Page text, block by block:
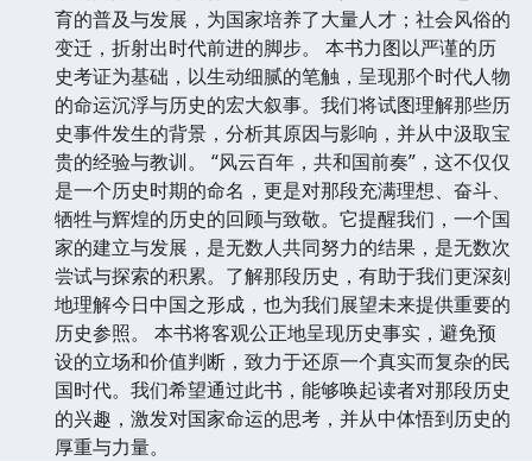
育的普及与发展，为国家培养了大量人才；社会风俗的
变迁，折射出时代前进的脚步。 本书力图以严谨的历
史考证为基础，以生动细腻的笔触，呈现那个时代人物
的命运沉浮与历史的宏大叙事。我们将试图理解那些历
史事件发生的背景，分析其原因与影响，并从中汲取宝
贵的经验与教训。 “风云百年，共和国前奏”，这不仅仅
是一个历史时期的命名，更是对那段充满理想、奋斗、
牺牲与辉煌的历史的回顾与致敬。它提醒我们，一个国
家的建立与发展，是无数人共同努力的结果，是无数次
尝试与探索的积累。了解那段历史，有助于我们更深刻
地理解今日中国之形成，也为我们展望未来提供重要的
历史参照。 本书将客观公正地呈现历史事实，避免预
设的立场和价值判断，致力于还原一个真实而复杂的民
国时代。我们希望通过此书，能够唤起读者对那段历史
的兴趣，激发对国家命运的思考，并从中体悟到历史的
厚重与力量。